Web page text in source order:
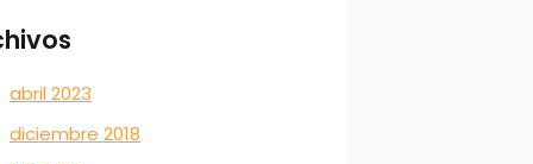
abril 2023
diciembre 2018